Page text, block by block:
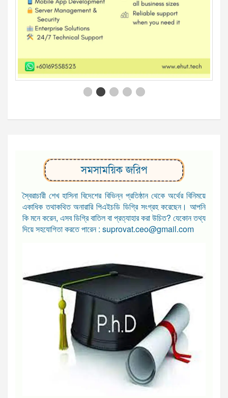
সমসাময়িক জরিপ
স্বৈরাচারী শেখ হাসিনা বিদেশের বিভিন্ন প্রতিষ্ঠান থেকে অর্থের বিনিময়ে
একাধিক তথাকথিত অনারারি পিএইচডি ডিগ্রি সংগ্রহ করেছেন। আপনি
কি মনে করেন, এসব ডিগ্রি বাতিল বা প্রত্যাহার করা উচিত? যেকোন তথ্য
দিয়ে সহযোগিতা করতে পারেন : suprovat.ceo@gmail.com